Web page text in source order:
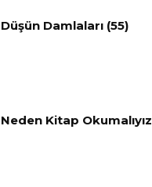
Düşün Damlaları (55)
Neden Kitap Okumalıyız